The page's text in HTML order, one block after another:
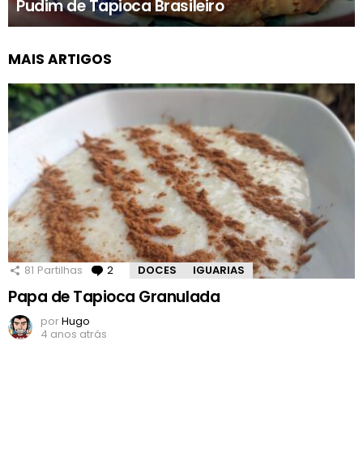
Pudim de Tapioca Brasileiro
MAIS ARTIGOS
81 Partilhas 2 Comentários
DOCES IGUARIAS
Papa de Tapioca Granulada
porHugo
4 anos atrás